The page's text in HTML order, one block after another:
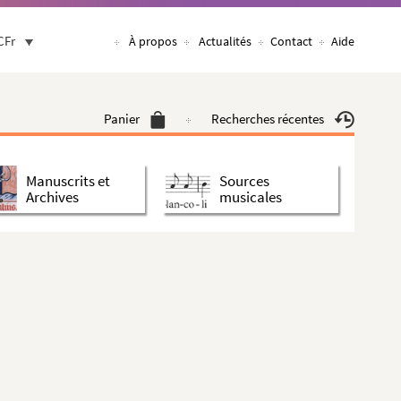
À propos Actualités Contact Aide
Panier Recherches récentes
Manuscrits et
Archives
Sources
musicales